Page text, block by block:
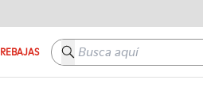
REBAJAS Busca aquí